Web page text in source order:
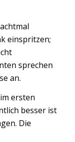
einspritzen;
sprechen
an.
ersten
besser ist
Die